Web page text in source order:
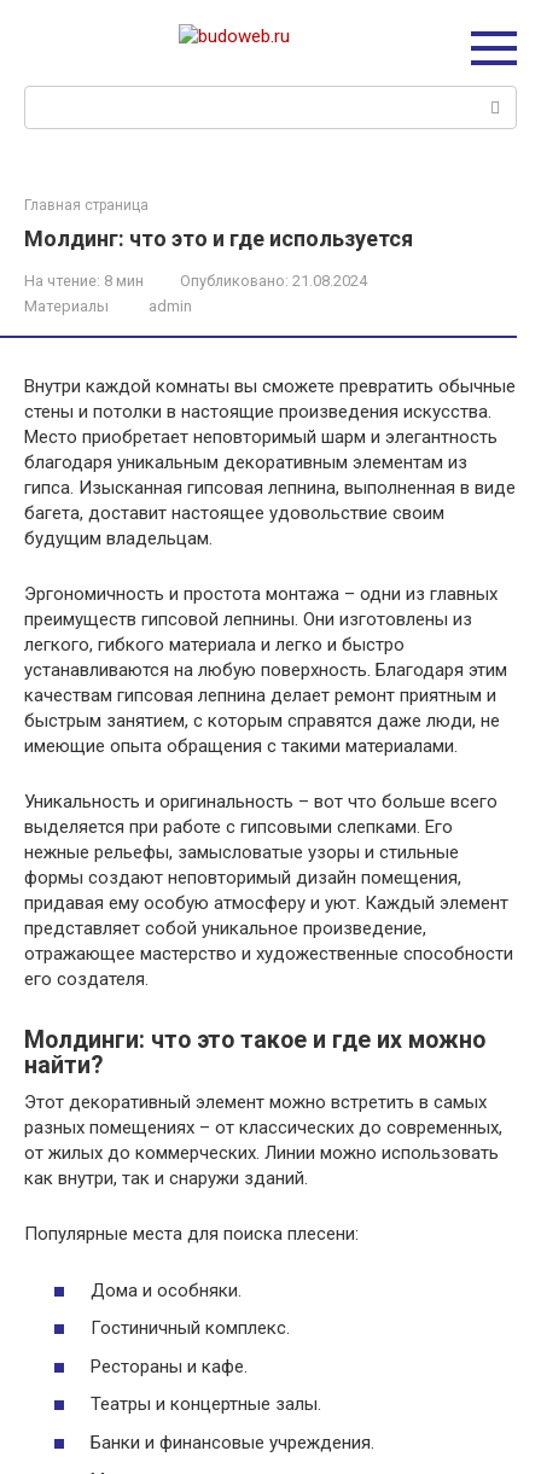
Главная страница
Молдинг: что это и где используется
На чтение: 8 мин Опубликовано: 21.08.2024
Материалы
admin
Внутри каждой комнаты вы сможете превратить обычные
стены и потолки в настоящие произведения искусства.
Место приобретает неповторимый шарм и элегантность
благодаря уникальным декоративным элементам из
гипса. Изысканная гипсовая лепнина, выполненная в виде
багета, доставит настоящее удовольствие своим
будущим владельцам.
Эргономичность и простота монтажа – одни из главных
преимуществ гипсовой лепнины. Они изготовлены из
легкого, гибкого материала и легко и быстро
устанавливаются на любую поверхность. Благодаря этим
качествам гипсовая лепнина делает ремонт приятным и
быстрым занятием, с которым справятся даже люди, не
имеющие опыта обращения с такими материалами.
Уникальность и оригинальность – вот что больше всего
выделяется при работе с гипсовыми слепками. Его
нежные рельефы, замысловатые узоры и стильные
формы создают неповторимый дизайн помещения,
придавая ему особую атмосферу и уют. Каждый элемент
представляет собой уникальное произведение,
отражающее мастерство и художественные способности
его создателя.
Молдинги: что это такое и где их можно
найти?
Этот декоративный элемент можно встретить в самых
разных помещениях – от классических до современных,
от жилых до коммерческих. Линии можно использовать
как внутри, так и снаружи зданий.
Популярные места для поиска плесени:
Дома и особняки.
Гостиничный комплекс.
Рестораны и кафе.
Театры и концертные залы.
Банки и финансовые учреждения.